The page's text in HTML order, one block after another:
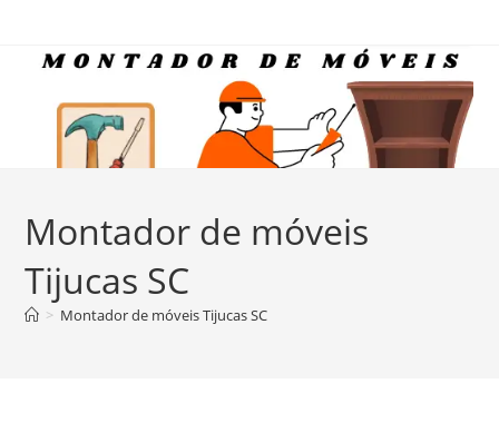
Montador de móveis
Tijucas SC
> Montador de móveis Tijucas SC